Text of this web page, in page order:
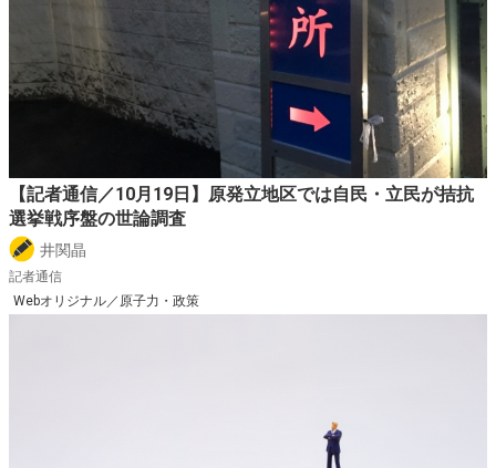
【記者通信／10月19日】原発立地区では自民・立民が拮抗
選挙戦序盤の世論調査
井関晶
記者通信
Webオリジナル／原子力・政策